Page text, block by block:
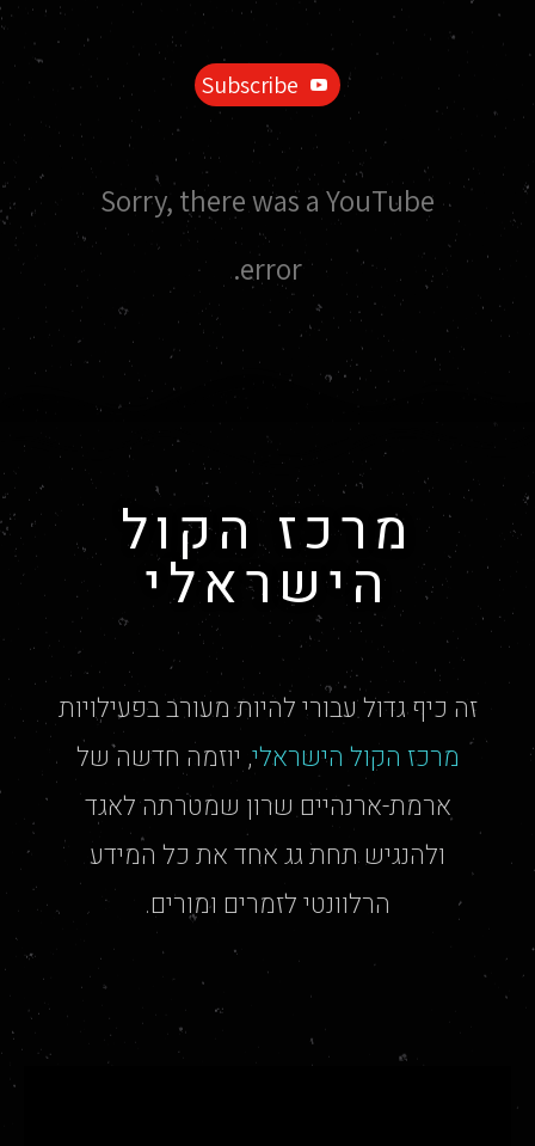
Subscribe
Sorry, there was a YouTube
error.
מרכז הקול
הישראלי
זה כיף גדול עבורי להיות מעורב בפעילויות
מרכז הקול הישראלי, יוזמה חדשה של
ארמת-ארנהיים שרון שמטרתה לאגד
ולהנגיש תחת גג אחד את כל המידע
הרלוונטי לזמרים ומורים.
יאללה, בואו
נתחיל
השאירו שם, מייל, וטלפון, ונחזור אליכם
ממש מהר.